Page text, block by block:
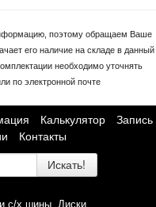
поэтому обращаем Ваше
его наличие на складе в данный
необходимо уточнять
по электронной почте
Калькулятор
Запись
Контакты
Искать!
с/х шины Диски